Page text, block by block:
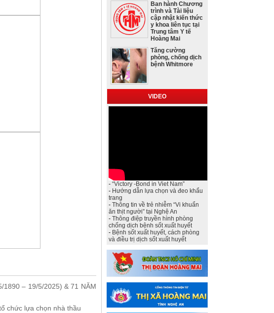
1890 – 19/5/2025) & 71 NĂM
chức lựa chọn nhà thầu
Ban hành Chương
trình và Tài liệu
cập nhật kiến thức
y khoa liên tục tại
Trung tâm Y tế
Hoàng Mai
Tăng cường
phòng, chống dịch
bệnh Whitmore
VIDEO
-“Victory -Bond in Viet Nam”
- Hướng dẫn lựa chọn và đeo khẩu
trang
-Thông tin về trẻ nhiễm “Vi khuẩn
ăn thịt người” tại Nghệ An
-Thông điệp truyền hình phòng
chống dịch bệnh sốt xuất huyết
- Bệnh sốt xuất huyết, cách phòng
và điều trị dịch sốt xuất huyết